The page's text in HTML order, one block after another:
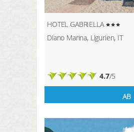
HOTEL GABRIELLA
Diano Marina, Ligurien, IT
4.7/5
AB